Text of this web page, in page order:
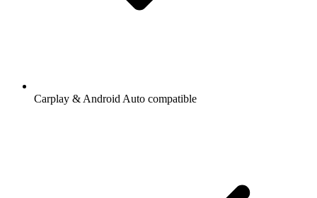
Carplay & Android Auto compatible